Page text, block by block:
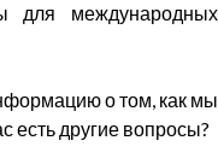
для международных
о том, как мы
есть другие вопросы?